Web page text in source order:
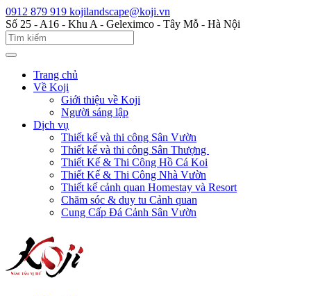
0912 879 919 kojilandscape@koji.vn
Số 25 - A16 - Khu A - Geleximco - Tây Mỗ - Hà Nội
Trang chủ
Về Koji
Giới thiệu về Koji
Người sáng lập
Dịch vụ
Thiết kế và thi công Sân Vườn
Thiết kế và thi công Sân Thượng
Thiết Kế & Thi Công Hồ Cá Koi
Thiết Kế & Thi Công Nhà Vườn
Thiết kế cảnh quan Homestay và Resort
Chăm sóc & duy tu Cảnh quan
Cung Cấp Đá Cảnh Sân Vườn